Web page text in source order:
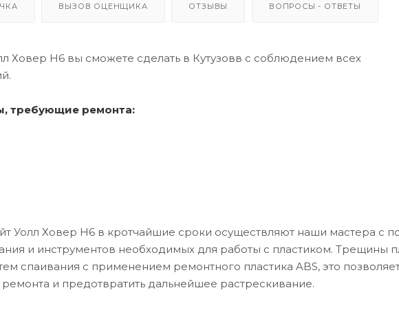
ВЫЗОВ ОЦЕНЩИКА ОТЗЫВЫ ВОПРОСЫ - ОТВЕТЫ
Ховер Н6 вы сможете сделать в Кутузовв с соблюдением всех
требующие ремонта:
Уолл Ховер Н6 в кротчайшие сроки осуществляют наши мастера с
и инструментов необходимых для работы с пластиком. Трещины
спаивания с применением ремонтного пластика ABS, это
ремонта и предотвратить дальнейшее растрескивание.